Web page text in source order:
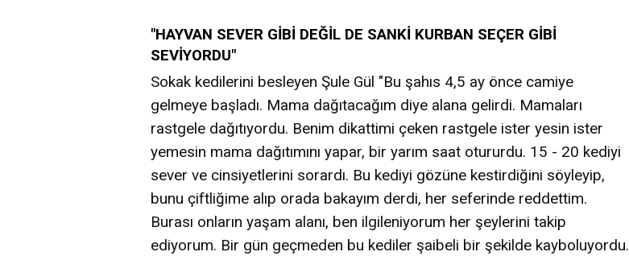
"HAYVAN SEVER GİBİ DEĞİL DE SANKİ KURBAN SEÇER GİBİ
SEVİYORDU"
Sokak kedilerini besleyen Şule Gül "Bu şahıs 4,5 ay önce camiye
gelmeye başladı. Mama dağıtacağım diye alana gelirdi. Mamaları
rastgele dağıtıyordu. Benim dikattimi çeken rastgele ister yesin ister
yemesin mama dağıtımını yapar, bir yarım saat otururdu. 15 - 20 kediyi
sever ve cinsiyetlerini sorardı. Bu kediyi gözüne kestirdiğini söyleyip,
bunu çiftliğime alıp orada bakayım derdi, her seferinde reddettim.
Burası onların yaşam alanı, ben ilgileniyorum her şeylerini takip
ediyorum. Bir gün geçmeden bu kediler şaibeli bir şekilde kayboluyordu.